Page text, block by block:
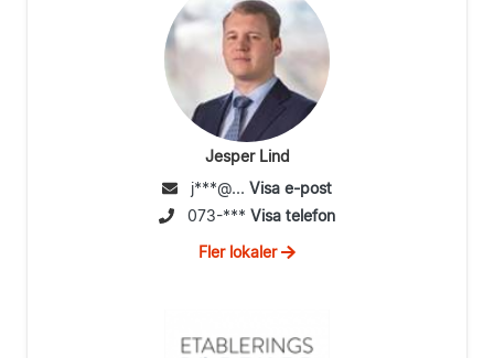
Jesper Lind
j***@... Visa e-post
073-*** Visa telefon
Fler lokaler